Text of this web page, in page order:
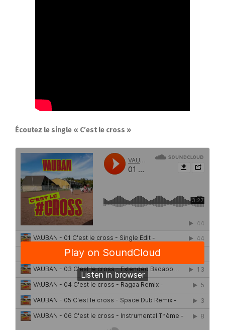
Écoutez le single « C’est le cross »